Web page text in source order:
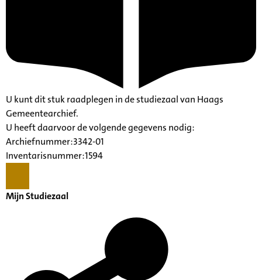
U kunt dit stuk raadplegen in de studiezaal van Haags
Gemeentearchief.
U heeft daarvoor de volgende gegevens nodig:
Archiefnummer:3342-01
Inventarisnummer:1594
Mijn Studiezaal